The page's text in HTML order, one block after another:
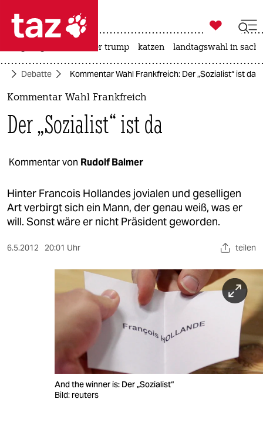
 taz zahl ich
taz zahl ich
politik
öko
gesellschaft
kultur
veranstaltungen

taz zahl ich
usa unter trump katzen landtagswahl in
Debatte Kommentar Wahl Frankfreich: Der „Sozialist“ ist da
Kommentar Wahl Frankfreich
Der „Sozialist“ ist da
Kommentar von Rudolf Balmer
Hinter Francois Hollandes jovialen und geselligen
Art verbirgt sich ein Mann, der genau weiß, was er
will. Sonst wäre er nicht Präsident geworden.
6.5.2012 20:01 Uhr teilen
And the winner is: Der „Sozialist“
Bild: reuters